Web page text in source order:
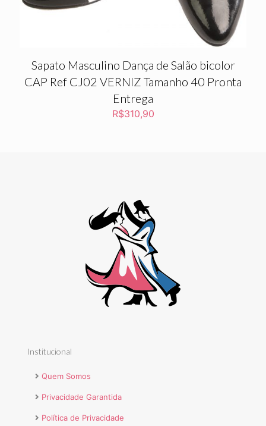
Sapato Masculino Dança de Salão bicolor
CAP Ref CJ02 VERNIZ Tamanho 40 Pronta
Entrega
R$310,90
Institucional
Quem Somos
Privacidade Garantida
Política de Privacidade